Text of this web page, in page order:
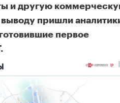
и другую
пришли
первое